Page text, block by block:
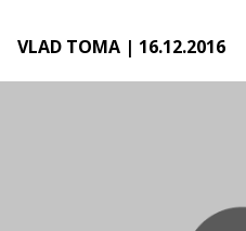
VLAD TOMA | 16.12.2016